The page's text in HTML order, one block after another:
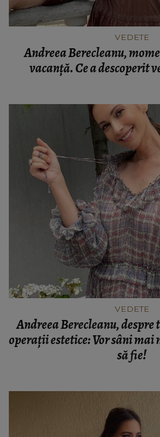
VEDETE
Andreea Berecleanu,
vacanță. Ce a descoperit
VEDETE
Andreea Berecleanu, despre
operații estetice: Vor sâni mai mari decât ar trebui
să fie!